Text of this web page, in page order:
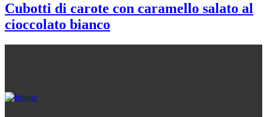
Cubotti di carote con caramello salato al
cioccolato bianco